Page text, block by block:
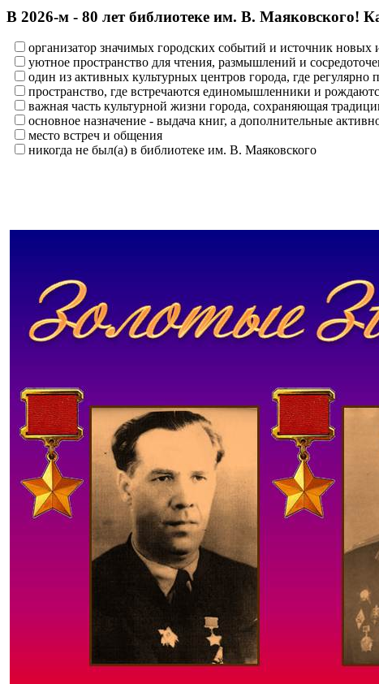
В 2026‑м - 80 лет библиотеке им. В. Маяковского!
организатор значимых городских событий и источник новых
уютное пространство для чтения, размышлений и
один из активных культурных центров города, где регулярно
пространство, где встречаются единомышленники и
важная часть культурной жизни города, сохраняющая
основное назначение - выдача книг, а дополнительные
место встреч и общения
никогда не был(а) в библиотеке им. В. Маяковского